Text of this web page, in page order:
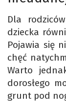
Dla
dziecka
Pojawia się
chęć
Warto
dorosłego
grunt pod